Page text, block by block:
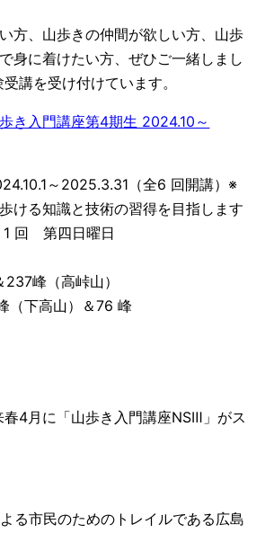
方、山歩きの仲間が欲しい方、山歩
身に着けたい方、ぜひご一緒しまし
講を受け付けています。
歩き入門講座第4期生 2024.10～
～2025.3.31（全6 回開講）※
ける知識と技術の習得を目指します
1 回 第四日曜日
峰（高峠山）
（下高山）＆76 峰
春4月に「山歩き入門講座NSⅢ」がス
る市民のためのトレイルである広島